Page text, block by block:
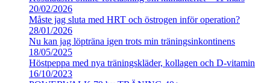
20/02/2026
Måste jag sluta med HRT och östrogen inför operation?
28/01/2026
Nu kan jag löpträna igen trots min träningsinkontinens
18/05/2025
Höstpeppa med nya träningskläder, kollagen och D-vitamin
16/10/2023